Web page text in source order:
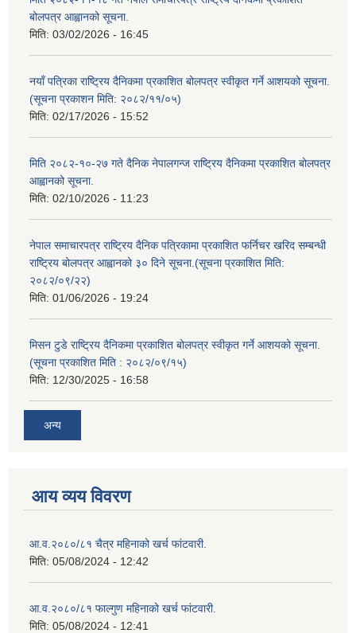
बोलपत्र आह्वानको सूचना.
मिति: 03/02/2026 - 16:45
नयाँ पत्रिका राष्ट्रिय दैनिकमा प्रकाशित बोलपत्र स्वीकृत गर्ने आशयको सूचना.
(सूचना प्रकाशन मिति: २०८२/११/०५)
मिति: 02/17/2026 - 15:52
मिति २०८२-१०-२७ गते दैनिक नेपालगन्ज राष्ट्रिय दैनिकमा प्रकाशित बोलपत्र
आह्वानको सूचना.
मिति: 02/10/2026 - 11:23
नेपाल समाचारपत्र राष्ट्रिय दैनिक पत्रिकामा प्रकाशित फर्निचर खरिद सम्बन्धी
राष्ट्रिय बोलपत्र आह्वानको ३० दिने सूचना.(सूचना प्रकाशित मिति:
२०८२/०९/२२)
मिति: 01/06/2026 - 19:24
मिसन टुडे राष्ट्रिय दैनिकमा प्रकाशित बोलपत्र स्वीकृत गर्ने आशयको सूचना.
(सूचना प्रकाशित मिति : २०८२/०९/१५)
मिति: 12/30/2025 - 16:58
अन्य
आय व्यय विवरण
आ.व.२०८०/८१ चैत्र महिनाको खर्च फांटवारी.
मिति: 05/08/2024 - 12:42
आ.व.२०८०/८१ फाल्गुण महिनाको खर्च फांटवारी.
मिति: 05/08/2024 - 12:41